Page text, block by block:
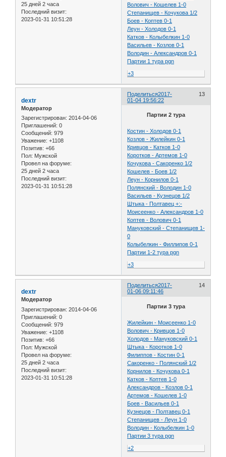
25 дней 2 часа
Последний визит:
2023-01-31 10:51:28
Волович - Кошелев 1-0
Степанищев - Кочукова 1/2
Боев - Коптев 0-1
Леун - Холодов 0-1
Катков - Колыбелкин 1-0
Васильев - Козлов 0-1
Володин - Александров 0-1
Партии 1 тура pgn
+3
Поделиться 13
2017-
01-04 19:56:22
dextr
Модератор
Зарегистрирован: 2014-04-06
Приглашений: 0
Сообщений: 979
Уважение: +1108
Позитив: +66
Пол: Мужской
Провел на форуме:
25 дней 2 часа
Последний визит:
2023-01-31 10:51:28
Партии 2 тура
Костин - Холодов 0-1
Козлов - Жилейкин 0-1
Кривцов - Катков 1-0
Коротков - Артемов 1-0
Кочукова - Сакоренко 1/2
Кошелев - Боев 1/2
Леун - Корнилов 0-1
Полянский - Володин 1-0
Васильев - Кузнецов 1/2
Штыка - Полтавец +:-
Моисеенко - Александров 1-0
Коптев - Волович 0-1
Мануковский - Степанищев 1-
0
Колыбелкин - Филлипов 0-1
Партии 1-2 тура pgn
+3
Поделиться 14
2017-
01-06 09:11:46
dextr
Модератор
Зарегистрирован: 2014-04-06
Приглашений: 0
Сообщений: 979
Уважение: +1108
Позитив: +66
Пол: Мужской
Провел на форуме:
25 дней 2 часа
Последний визит:
2023-01-31 10:51:28
Партии 3 тура
Жилейкин - Моисеенко 1-0
Волович - Кривцов 1-0
Холодов - Мануковский 0-1
Штыка - Коротков 1-0
Филиппов - Костин 0-1
Сакоренко - Полянский 1/2
Корнилов - Кочукова 0-1
Катков - Коптев 1-0
Александров - Козлов 0-1
Артемов - Кошелев 1-0
Боев - Васильев 0-1
Кузнецов - Полтавец 0-1
Степанищев - Леун 1-0
Володин - Колыбелкин 1-0
Партии 3 тура pgn
+2